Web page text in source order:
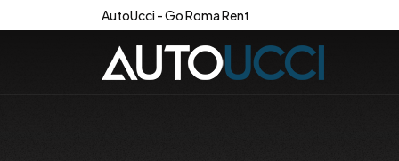
AutoUcci - Go Roma Rent